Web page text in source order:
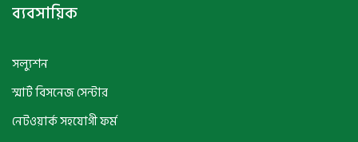
ব্যবসায়িক
সল্যুশন
স্মার্ট বিসনেজ সেন্টার
নেটওয়ার্ক সহযোগী ফর্ম